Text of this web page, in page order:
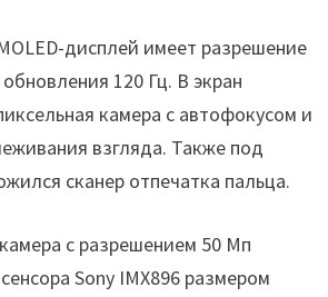
дисплей имеет разрешение
120 Гц. В экран
камера с автофокусом и
взгляда. Также под
сканер отпечатка пальца.
с разрешением 50 Мп
Sony IMX896 размером